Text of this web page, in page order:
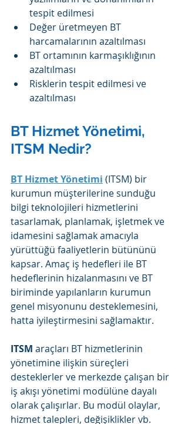
tespit edilmesi
Değer üretmeyen BT
harcamalarının azaltılması
BT ortamının karmaşıklığının
azaltılması
Risklerin tespit edilmesi ve
azaltılması
BT Hizmet Yönetimi,
ITSM Nedir?
BT Hizmet Yönetimi (ITSM) bir
kurumun müşterilerine sunduğu
bilgi teknolojileri hizmetlerini
tasarlamak, planlamak, işletmek ve
idamesini sağlamak amacıyla
yürüttüğü faaliyetlerin bütününü
kapsar. Amaç iş hedefleri ile BT
hedeflerinin hizalanmasını ve BT
biriminde yapılanların kurumun
genel misyonunu desteklemesini,
hatta iyileştirmesini sağlamaktır.
ITSM araçları BT hizmetlerinin
yönetimine ilişkin süreçleri
desteklerler ve merkezde çalışan bir
iş akışı yönetimi modülüne dayalı
olarak çalışırlar. Bu modül olaylar,
hizmet talepleri, değişiklikler vb.